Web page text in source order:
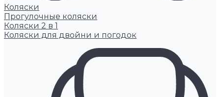
Коляски
Прогулочные коляски
Коляски 2 в 1
Коляски для двойни и погодок